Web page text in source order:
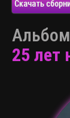
Скачать
25 лет